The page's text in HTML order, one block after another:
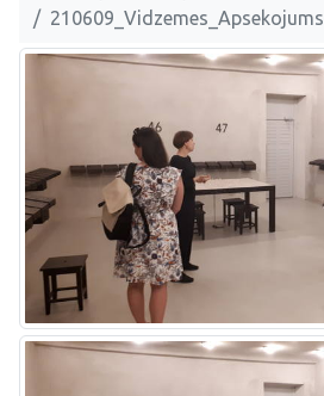
210609_Vidzemes_Apsekojums